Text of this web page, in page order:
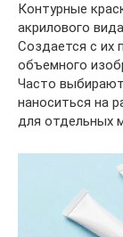
Контурные
акрилового
Создается с их
объемного
Часто
наноситься на
для отдельных